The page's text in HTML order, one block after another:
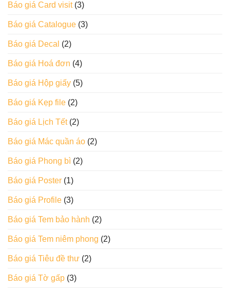
Báo giá Card visit(3)
Báo giá Catalogue (3)
Báo giá Decal (2)
Báo giá Hoá đơn (4)
Báo giá Hộp giấy (5)
Báo giá Kẹp file (2)
Báo giá Lịch Tết(2)
Báo giá Mác quần áo (2)
Báo giá Phong bì (2)
Báo giá Poster (1)
Báo giá Profile (3)
Báo giá Tem bảo hành (2)
Báo giá Tem niêm phong (2)
Báo giá Tiêu đề thư (2)
Báo giá Tờ gấp (3)